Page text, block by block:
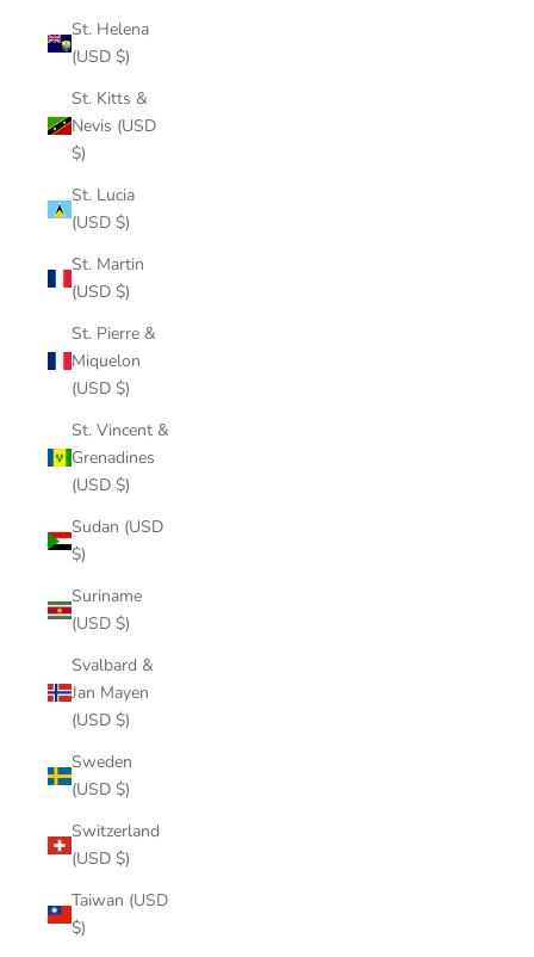
St. Helena
(USD $)
St. Kitts &
Nevis (USD
$)
St. Lucia
(USD $)
St. Martin
(USD $)
St. Pierre &
Miquelon
(USD $)
St. Vincent &
Grenadines
(USD $)
Sudan (USD
$)
Suriname
(USD $)
Svalbard &
Jan Mayen
(USD $)
Sweden
(USD $)
Switzerland
(USD $)
Taiwan (USD
$)